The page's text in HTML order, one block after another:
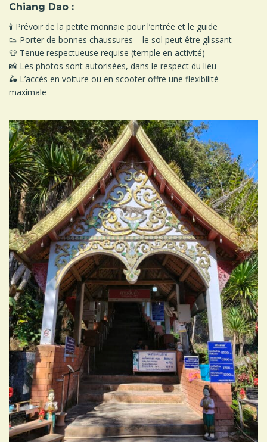
Chiang Dao :
🕯️ Prévoir de la petite monnaie pour l’entrée et le guide
👟 Porter de bonnes chaussures – le sol peut être glissant
👕 Tenue respectueuse requise (temple en activité)
📸 Les photos sont autorisées, dans le respect du lieu
🛵 L’accès en voiture ou en scooter offre une flexibilité
maximale